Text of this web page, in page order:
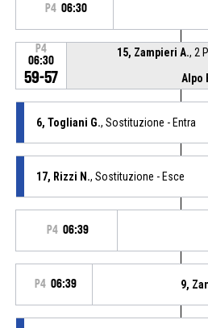
P4 06:30
P4
06:30
59-57
15, Zampieri A., 2
Alpo
6, Togliani G., Sostituzione - Entra
17, Rizzi N., Sostituzione - Esce
P4 06:39
P4 06:39 9,